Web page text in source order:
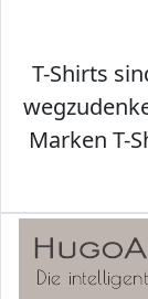
T-Shirts
Marken T-